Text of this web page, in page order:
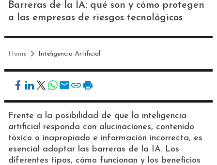
Barreras de la IA: qué son y cómo protegen
a las empresas de riesgos tecnológicos
Home Inteligencia Artificial
Frente a la posibilidad de que la inteligencia
artificial responda con alucinaciones, contenido
tóxico o inapropiado e información incorrecta, es
esencial adoptar las barreras de la IA. Los
diferentes tipos, cómo funcionan y los beneficios